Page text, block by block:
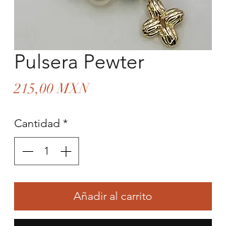
Pulsera Pewter
215,00 MXNPrecio
Cantidad *
Añadir al carrito